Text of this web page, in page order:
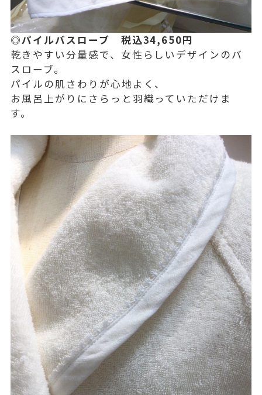
◎パイルバスローブ 税込34,650円
乾きやすい分量感で、女性らしいデザインのバ
スローブ。
パイルの肌さわりが心地よく、
お風呂上がりにさらっと羽織っていただけま
す。